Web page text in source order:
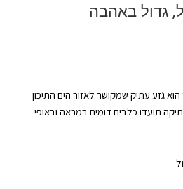
גדול באהבה
גזע עתיק שמקושר לאזור הים התיכון
תועדו כלבים דומים במראה ובאופי